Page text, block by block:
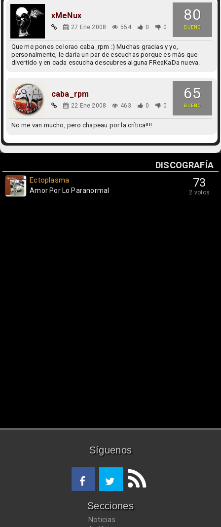
80
BUENO
xMeNux
27 Ene 2008 554 0 0
Que me pones colorao caba_rpm :) Muchas gracias y yo,
personalmente, le daría un par de escuchas porque es más que
divertido y en cada escucha descubres alguna FReaKaDa nueva.
65
BUENO
caba_rpm
22 Ene 2008 463 0 0
No me van mucho, pero chapeau por la crítica!!!!
DISCOGRAFÍA
73
2 votos
Ectoplasma
Amor Por Lo Paranormal
Síguenos
Secciones
Noticias